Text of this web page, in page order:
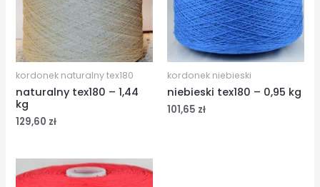
kordonek naturalny tex180
naturalny tex180 – 1,44
kg
129,60 zł
kordonek niebieski
niebieski tex180 – 0,95 kg
101,65 zł